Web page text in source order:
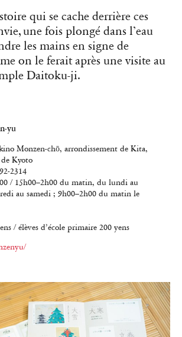
qui se cache derrière ces
une fois plongé dans l’eau
les mains en signe de
on le ferait après une visite au
Daitoku-ji.
yu
Monzen-chō, arrondissement de Kita,
Kyoto
2314
/ 15h00–2h00 du matin, du lundi au
au samedi ; 9h00–2h00 du matin le
/ élèves d’école primaire 200 yens